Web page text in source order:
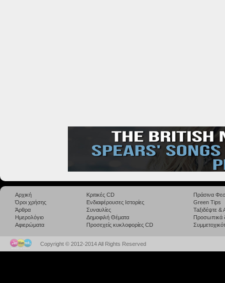
Αρχική
Όροι χρήσης
Άρθρα
Ημερολόγιο
Αφιερώματα
Κριτικές CD
Ενδιαφέρουσες Ιστορίες
Συναυλίες
Δημοφιλή Θέματα
Προσεχείς κυκλοφορίες CD
Πράσινα
Green Tips
Taξιδέψτε
Προσωπικά
Copyright © 2012-2014 All Rights Reserved